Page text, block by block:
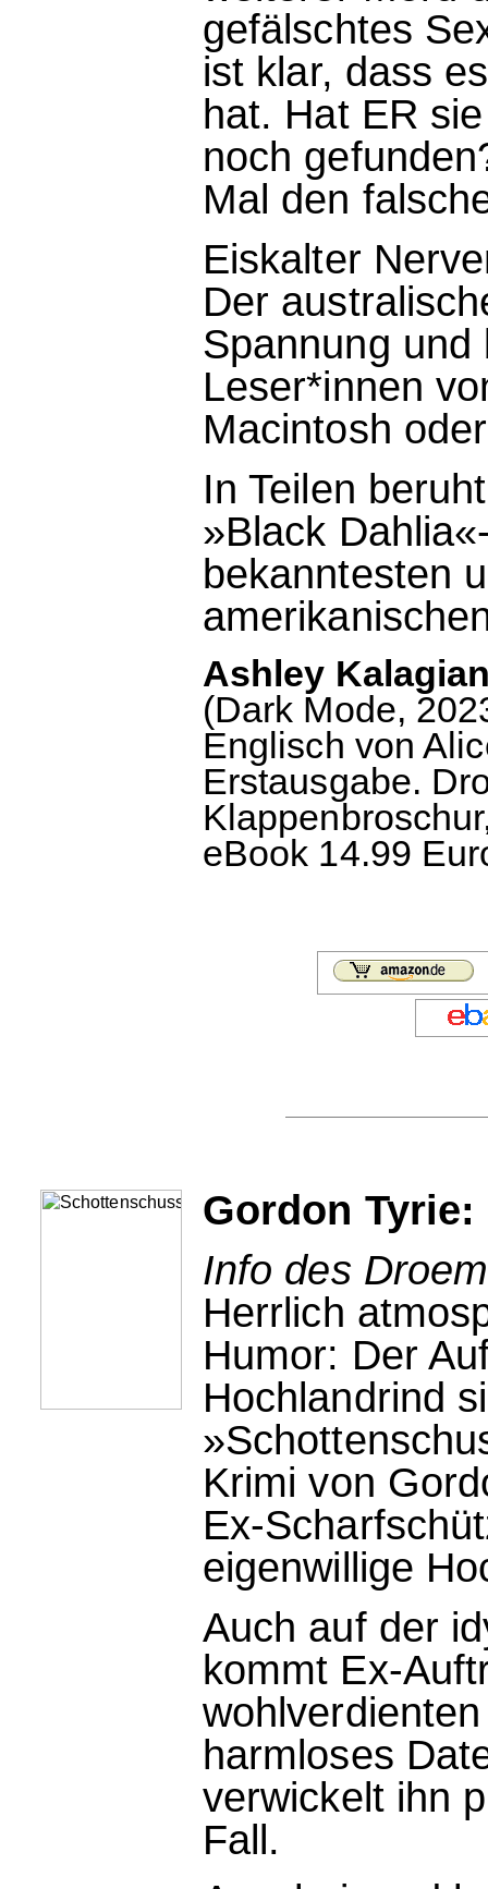
gefälschtes
ist klar, dass
hat. Hat ER
noch
Mal den
Eiskalter
Der
Spannung
Leser*innen
Macintosh
In Teilen
»Black
bekanntesten
Ashley
(Dark Mode,
Englisch von
Erstausgabe.
eBook 14.99
Gordon
Info des
Herrlich
Humor: Der
Hochlandrind
Krimi von
Ex-
eigenwillige
Auch auf der
kommt Ex-
harmloses
verwickelt ihn
Fall.